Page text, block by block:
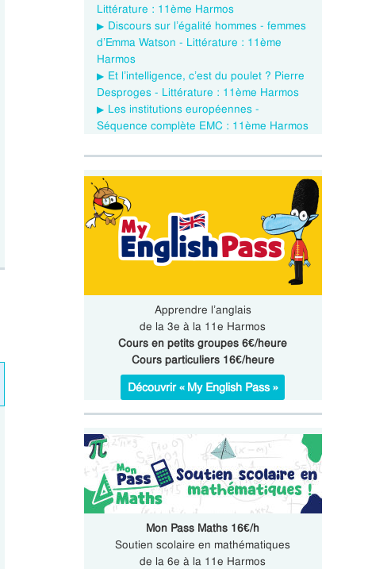
Littérature : 11ème Harmos
Discours sur l’égalité hommes - femmes
d’Emma Watson - Littérature : 11ème
Harmos
Et l’intelligence, c’est du poulet ? Pierre
Desproges - Littérature : 11ème Harmos
Les institutions européennes -
Séquence complète EMC : 11ème Harmos
Apprendre l’anglais
de la 3e à la 11e Harmos
Cours en petits groupes 6€/heure
Cours particuliers 16€/heure
Découvrir « My English Pass »
Mon Pass Maths 16€/h
Soutien scolaire en mathématiques
de la 6e à la 11e Harmos